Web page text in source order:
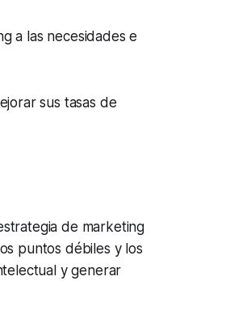
a las necesidades e
sus tasas de
de marketing
puntos débiles y los
y generar